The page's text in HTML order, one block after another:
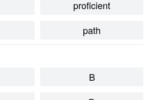
proficient
path
B